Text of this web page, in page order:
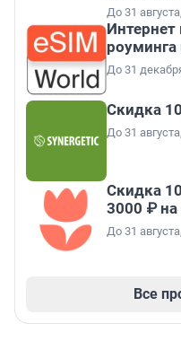
До 31
Интернет
До 31
Скидка
До 31
Скидка
3000 ₽ на
До 31
Все